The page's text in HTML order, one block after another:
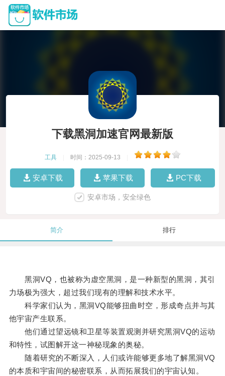
下载黑洞加速官网最新版
工具 时间：2025-09-13
安卓下载 苹果下载 PC下载
安卓市场，安全绿色
简介 排行
黑洞VQ，也被称为虚空黑洞，是一种新型的黑洞，其引
力场极为强大，超过我们现有的理解和技术水平。
科学家们认为，黑洞VQ能够扭曲时空，形成奇点并与其
他宇宙产生联系。
他们通过望远镜和卫星等装置观测并研究黑洞VQ的运动
和特性，试图解开这一神秘现象的奥秘。
随着研究的不断深入，人们或许能够更多地了解黑洞VQ
的本质和宇宙间的秘密联系，从而拓展我们的宇宙认知。